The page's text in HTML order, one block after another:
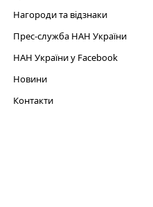
Нагороди та відзнаки
Прес-служба НАН України
НАН України у Facebook
Новини
Контакти